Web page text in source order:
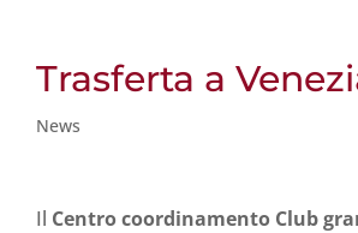
Trasferta a
News
Il Centro coordinamento Club